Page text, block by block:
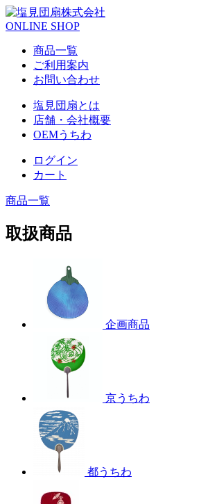
ONLINE SHOP
商品一覧
ご利用案内
お問い合わせ
塩見団扇とは
店舗・会社概要
OEMうちわ
ログイン
カート
商品一覧
取扱商品
企画商品
京うちわ
都うちわ